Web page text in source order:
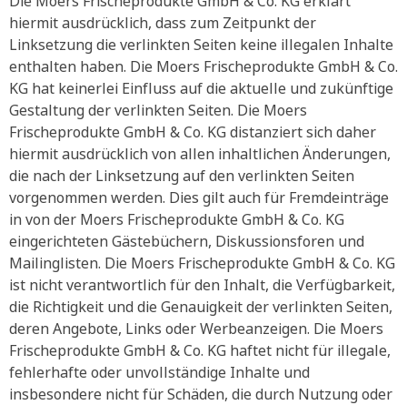
hiermit ausdrücklich, dass zum Zeitpunkt der
Linksetzung die verlinkten Seiten keine illegalen Inhalte
enthalten haben. Die Moers Frischeprodukte GmbH & Co.
KG hat keinerlei Einfluss auf die aktuelle und zukünftige
Gestaltung der verlinkten Seiten. Die Moers
Frischeprodukte GmbH & Co. KG distanziert sich daher
hiermit ausdrücklich von allen inhaltlichen Änderungen,
die nach der Linksetzung auf den verlinkten Seiten
vorgenommen werden. Dies gilt auch für Fremdeinträge
in von der Moers Frischeprodukte GmbH & Co. KG
eingerichteten Gästebüchern, Diskussionsforen und
Mailinglisten. Die Moers Frischeprodukte GmbH & Co. KG
ist nicht verantwortlich für den Inhalt, die Verfügbarkeit,
die Richtigkeit und die Genauigkeit der verlinkten Seiten,
deren Angebote, Links oder Werbeanzeigen. Die Moers
Frischeprodukte GmbH & Co. KG haftet nicht für illegale,
fehlerhafte oder unvollständige Inhalte und
insbesondere nicht für Schäden, die durch Nutzung oder